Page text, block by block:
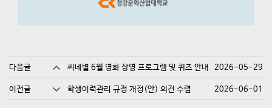
다음글 씨네별 6월 영화 상영 프로그램 및 퀴즈 안내 2026-05-29
이전글 학생이력관리 규정 개정(안) 의견 수렴 2026-06-01